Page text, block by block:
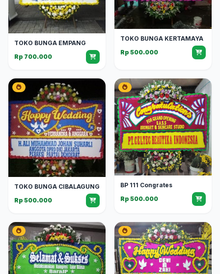
TOKO BUNGA EMPANG
Rp 700.000
TOKO BUNGA KERTAMAYA
Rp 500.000
TOKO BUNGA CIBALAGUNG
Rp 500.000
BP 111 Congrates
Rp 500.000